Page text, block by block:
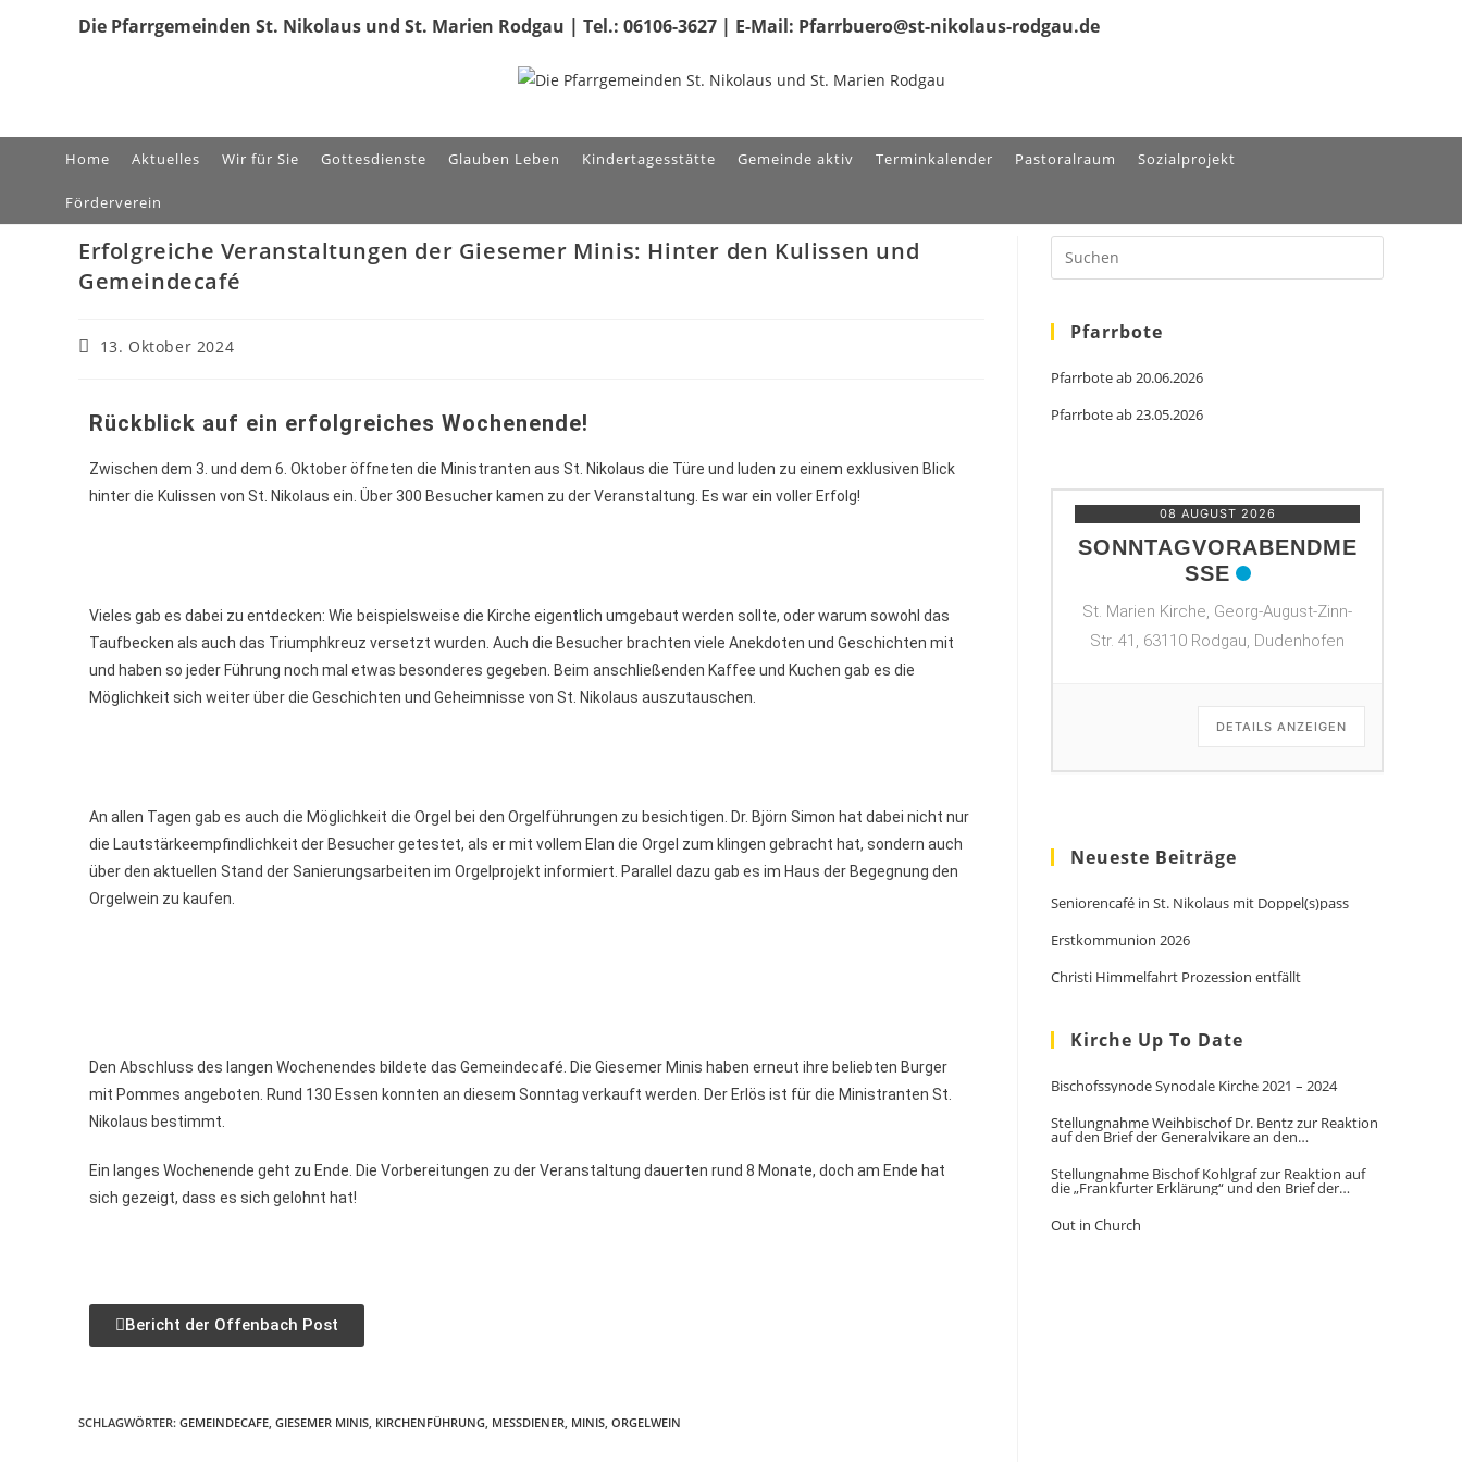
Die Pfarrgemeinden St. Nikolaus und St. Marien Rodgau | Tel.: 06106-3627 | E-Mail: Pfarrbuero@st-nikolaus-rodgau.de
Home Aktuelles Wir für Sie Gottesdienste Glauben Leben Kindertagesstätte Gemeinde aktiv Terminkalender Pastoralraum Sozialprojekt
Förderverein
Erfolgreiche Veranstaltungen der Giesemer Minis: Hinter den Kulissen und
Gemeindecafé
13. Oktober 2024
Rückblick auf ein erfolgreiches Wochenende!
Zwischen dem 3. und dem 6. Oktober öffneten die Ministranten aus St. Nikolaus die Türe und luden zu einem exklusiven Blick
hinter die Kulissen von St. Nikolaus ein. Über 300 Besucher kamen zu der Veranstaltung. Es war ein voller Erfolg!
Vieles gab es dabei zu entdecken: Wie beispielsweise die Kirche eigentlich umgebaut werden sollte, oder warum sowohl das
Taufbecken als auch das Triumphkreuz versetzt wurden. Auch die Besucher brachten viele Anekdoten und Geschichten mit
und haben so jeder Führung noch mal etwas besonderes gegeben. Beim anschließenden Kaffee und Kuchen gab es die
Möglichkeit sich weiter über die Geschichten und Geheimnisse von St. Nikolaus auszutauschen.
An allen Tagen gab es auch die Möglichkeit die Orgel bei den Orgelführungen zu besichtigen. Dr. Björn Simon hat dabei nicht nur
die Lautstärkeempfindlichkeit der Besucher getestet, als er mit vollem Elan die Orgel zum klingen gebracht hat, sondern auch
über den aktuellen Stand der Sanierungsarbeiten im Orgelprojekt informiert. Parallel dazu gab es im Haus der Begegnung den
Orgelwein zu kaufen.
Den Abschluss des langen Wochenendes bildete das Gemeindecafé. Die Giesemer Minis haben erneut ihre beliebten Burger
mit Pommes angeboten. Rund 130 Essen konnten an diesem Sonntag verkauft werden. Der Erlös ist für die Ministranten St.
Nikolaus bestimmt.
Ein langes Wochenende geht zu Ende. Die Vorbereitungen zu der Veranstaltung dauerten rund 8 Monate, doch am Ende hat
sich gezeigt, dass es sich gelohnt hat!
Bericht der Offenbach Post
SCHLAGWÖRTER: GEMEINDECAFE GIESEMER MINIS KIRCHENFÜHRUNG MESSDIENER MINIS ORGELWEIN
Pfarrbote
Pfarrbote ab 20.06.2026
Pfarrbote ab 23.05.2026
08 AUGUST 2026
SONNTAGVORABENDME
SSE
St. Marien Kirche, Georg-August-Zinn-
Str. 41, 63110 Rodgau, Dudenhofen
DETAILS ANZEIGEN
Neueste Beiträge
Seniorencafé in St. Nikolaus mit Doppel(s)pass
Erstkommunion 2026
Christi Himmelfahrt Prozession entfällt
Kirche Up To Date
Bischofssynode Synodale Kirche 2021 – 2024
Stellungnahme Weihbischof Dr. Bentz zur Reaktion
auf den Brief der Generalvikare an den
Stellungnahme Bischof Kohlgraf zur Reaktion auf
die „Frankfurter Erklärung“ und den Brief der
Out in Church